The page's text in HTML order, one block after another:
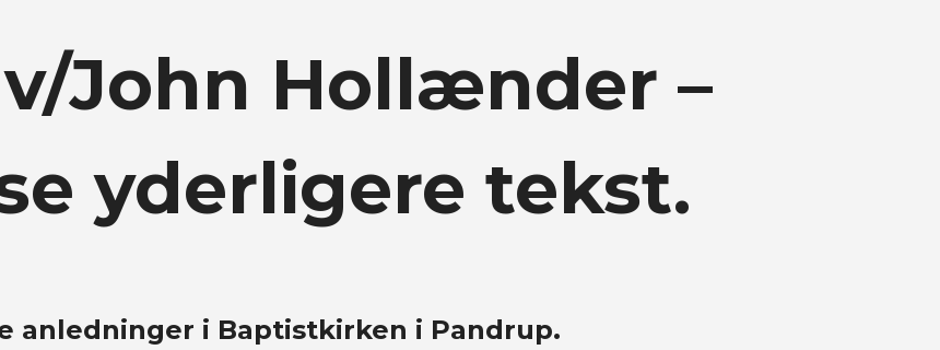
John Hollænder –
yderligere tekst.
anledninger i Baptistkirken i Pandrup.